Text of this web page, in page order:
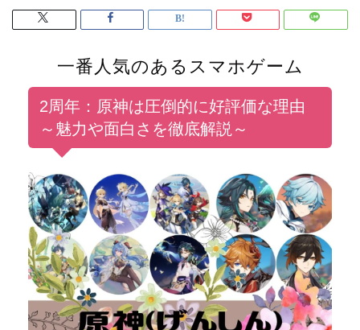
一番人気のあるスマホゲーム
2周年：原神は圧倒的に好評価な理由
～魅力や面白さを徹底解説～